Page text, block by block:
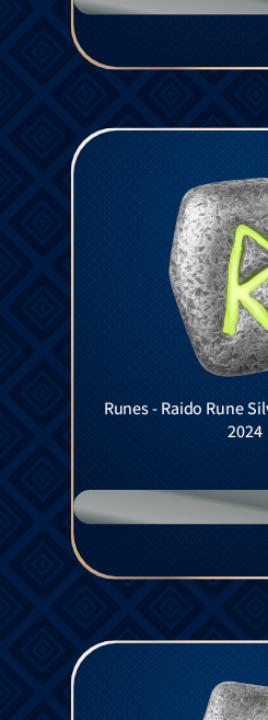
Runes - Raido Rune Silver Cast Bar 1 Oz
2024